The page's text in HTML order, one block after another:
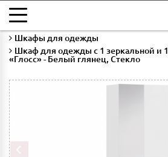
Главная
Шкафы для одежды
Шкаф для одежды с 1 зеркальной и
«Глосс» - Белый глянец, Стекло